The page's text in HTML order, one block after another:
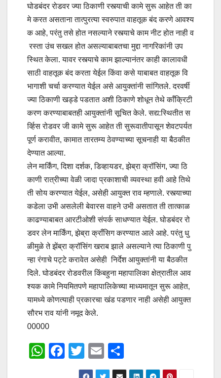
घोडबंदर रोडवर ज्या ठिकाणी रस्त्याची कामे सुरू आहेत ती का
मे करत असताना तात्पुरत्या स्वरुपात वाहतूक बंद करणे आवश्य
क आहे, परंतु तसे होत नसल्याने रस्त्याचे काम नीट होत नाही व
रस्ता उंच सखल होत असल्याबाबतचा मुद्दा नागरिकांनी उप
स्थित केला. यावर रस्त्याचे काम झाल्यानंतर काही कालावधी
साठी वाहतूक बंद करता येईल किंवा कसे याबाबत वाहतूक वि
भागाशी चर्चा करण्यात येईल असे आयुक्तांनी सांगितले. दरवर्षी
ज्या ठिकाणी खड्डे पडतात अशी ठिकाणे शोधून तेथे काँक्रिटी
करण करण्याबाबतही आयुक्तांनी सूचित केले. सद्य:स्थितीत स
र्व्हिस रोडवर जी कामे सुरू आहेत ती सुरूवातीपासून शेवटपर्यत
पूर्ण करावीत, कामात तारतम्य ठेवण्याच्या सूचनाही या बैठकीत
देण्यात आल्या.
लेन मार्किंग, दिशा दर्शक, डिव्हायडर, झेब्रा क्रॉसिंग, ज्या ठि
काणी रात्रीच्या वेळी जादा प्रकाशाची व्यवस्था हवी आहे तिथे
ती सोय करण्यात येईल, असेही आयुक्त राव म्हणाले. रस्त्याच्या
कडेला उभी असलेली बेवारस वाहने उभी असतात ती तात्काळ
काढण्याबाबत आरटीओशी संपर्क साधण्यात येईल. घोडबंदर रो
डवर लेन मार्किंग, झेब्रा क्राँसिग करण्यात आले आहे. परंतु धु
ळीमुळे ते झेंब्रा क्रॉसिंग खराब झाले असल्याने त्या ठिकाणी पु
न्हा रंगाचे पट्टे करावेत असेही निर्देश आयुक्तांनी या बैठकीत
दिले. घोडबंदर रोडवरील किंबहुना महापालिका क्षेत्रातील आव
श्यक कामे नियमितपणे महापालिकेच्या माध्यमातून सुरू आहेत,
यामध्ये कोणत्याही प्रकारचा खंड पडणार नाही असेही आयुक्त
सौरभ राव यांनी नमूद केले.
00000
W
F
T
wi
E
m h